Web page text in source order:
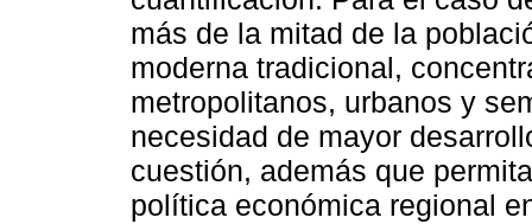
más de la mitad de la
moderna tradicional,
metropolitanos, urbanos y
necesidad de mayor
cuestión, además que
política económica regional